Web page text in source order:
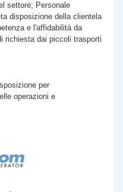
settore; Personale
disposizione della clientela
e l'affidabilità da
richiesta dai piccoli trasporti
per
operazioni e